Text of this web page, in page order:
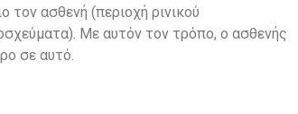
ασθενή (περιοχή ρινικού
Με αυτόν τον τρόπο, ο ασθενής
σε αυτό.